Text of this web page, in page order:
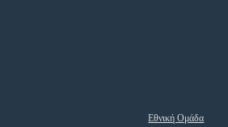
Εθνική Ομάδα